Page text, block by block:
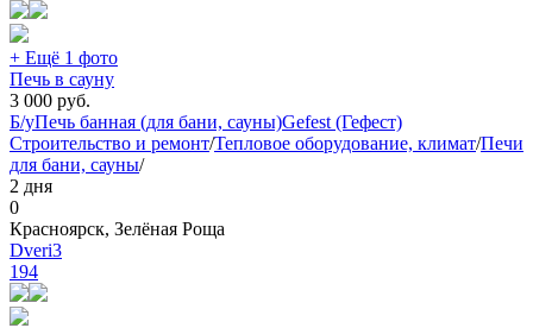
+ Ещё 1 фото
Печь в сауну
3 000 руб.
Б/уПечь банная (для бани, сауны)Gefest (Гефест)
Строительство и ремонт/Тепловое оборудование, климат/Печи
для бани, сауны/
2 дня
0
Красноярск, Зелёная Роща
Dveri3
194